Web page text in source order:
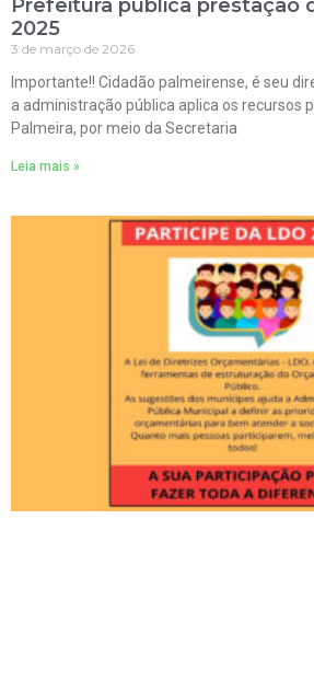
Prefeitura publica prestação
2025
3 de março de 2026
Importante!! Cidadão palmeirense, é seu
a administração pública aplica os recursos
Palmeira, por meio da Secretaria
Leia mais »